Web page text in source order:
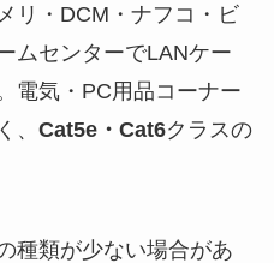
リ・DCM・ナフコ・ビ
ムセンターでLANケー
電気・PC用品コーナー
、 Cat5e・Cat6クラスの
種類が少ない場合があ